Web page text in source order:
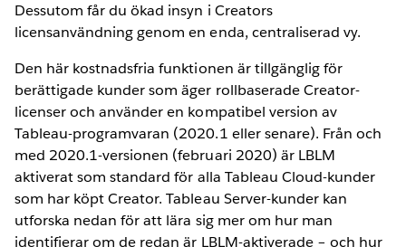
Dessutom får du ökad insyn i Creators
licensanvändning genom en enda, centraliserad vy.
Den här kostnadsfria funktionen är tillgänglig för
berättigade kunder som äger rollbaserade Creator-
licenser och använder en kompatibel version av
Tableau-programvaran (2020.1 eller senare). Från och
med 2020.1-versionen (februari 2020) är LBLM
aktiverat som standard för alla Tableau Cloud-kunder
som har köpt Creator. Tableau Server-kunder kan
utforska nedan för att lära sig mer om hur man
identifierar om de redan är LBLM-aktiverade – och hur